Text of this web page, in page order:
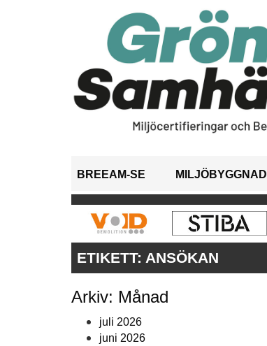
BREEAM-SE MILJÖBYGGNAD
ETIKETT: ANSÖKAN
Arkiv: Månad
juli 2026
juni 2026